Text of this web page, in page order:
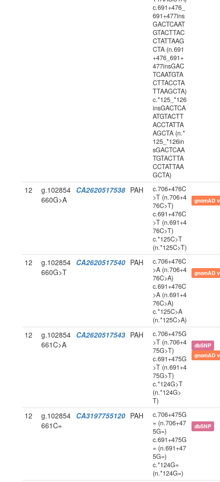
c.691+476_
691+477ins
GACTCAAT
GTACTTAC
CTATTAAG
CTA (n.691
+476_691+
477insGAC
TCAATGTA
CTTACCTA
TTAAGCTA)
c.*125_*126
insGACTCA
ATGTACTT
ACCTATTA
AGCTA (n.*
125_*126in
sGACTCAA
TGTACTTA
CCTATTAA
GCTA)
12
g.102854
660G>A
CA2620517538 PAH
c.706+476C
>T (n.706+4
76C>T)
c.691+476C
>T (n.691+4
76C>T)
c.*125C>T
(n.*125C>T)
gnomAD
12
g.102854
660G>T
CA2620517540 PAH
c.706+476C
>A (n.706+4
76C>A)
c.691+476C
>A (n.691+4
76C>A)
c.*125C>A
(n.*125C>A)
gnomAD
12
g.102854
661C>A
CA2620517543 PAH
c.706+475G
>T (n.706+4
75G>T)
c.691+475G
>T (n.691+4
75G>T)
c.*124G>T
(n.*124G>
T)
dbSNP
gnomAD
12
g.102854
661C=
CA3197755120 PAH
c.706+475G
= (n.706+47
5G=)
c.691+475G
= (n.691+47
5G=)
c.*124G=
(n.*124G=)
dbSNP